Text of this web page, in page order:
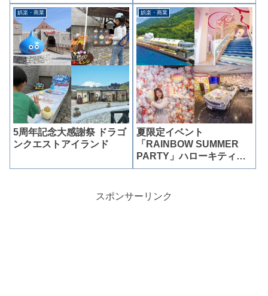
娯楽・商業
5周年記念大感謝祭 ドラゴ
ンクエストアイランド
娯楽・商業
夏限定イベント
「RAINBOW SUMMER
PARTY」ハローキティス
マイル
スポンサーリンク